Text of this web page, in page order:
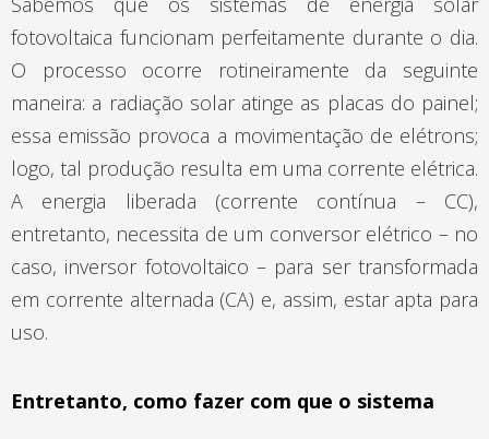
fotovoltaica funcionam perfeitamente durante o dia.
O processo ocorre rotineiramente da seguinte
maneira: a radiação solar atinge as placas do painel;
essa emissão provoca a movimentação de elétrons;
logo, tal produção resulta em uma corrente elétrica.
A energia liberada (corrente contínua – CC),
entretanto, necessita de um conversor elétrico – no
caso, inversor fotovoltaico – para ser transformada
em corrente alternada (CA) e, assim, estar apta para
uso.
Entretanto, como fazer com que o sistema